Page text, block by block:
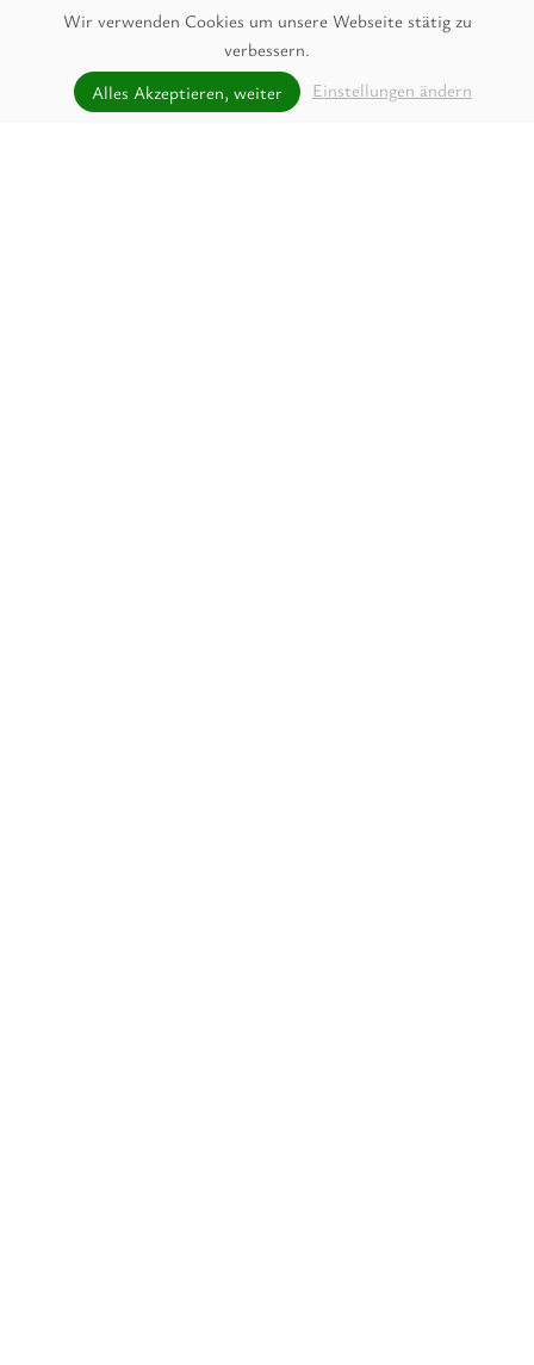
unverbindlich Anfragen
Wir verwenden Cookies um unsere Webseite stätig zu
verbessern.
Alles Akzeptieren, weiter
Einstellungen ändern